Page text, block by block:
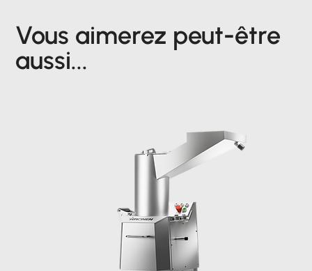
Vous aimerez peut-être
aussi...